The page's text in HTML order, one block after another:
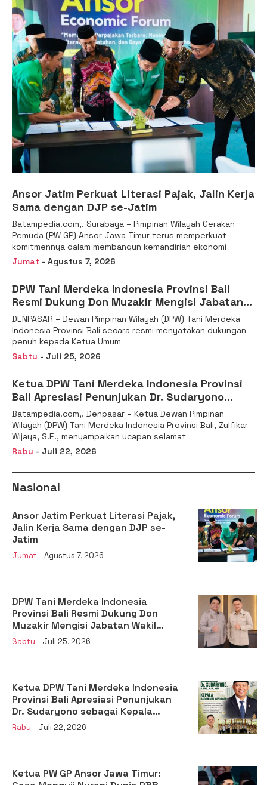
Ansor Jatim Perkuat Literasi Pajak, Jalin Kerja
Sama dengan DJP se-Jatim
Batampedia.com,. Surabaya – Pimpinan Wilayah Gerakan
Pemuda (PW GP) Ansor Jawa Timur terus memperkuat
komitmennya dalam membangun kemandirian ekonomi
Jumat - Agustus 7, 2026
DPW Tani Merdeka Indonesia Provinsi Bali
Resmi Dukung Don Muzakir Mengisi Jabatan
Wakil Menteri Pertanian RI
DENPASAR – Dewan Pimpinan Wilayah (DPW) Tani Merdeka
Indonesia Provinsi Bali secara resmi menyatakan dukungan
penuh kepada Ketua Umum
Sabtu - Juli 25, 2026
Ketua DPW Tani Merdeka Indonesia Provinsi
Bali Apresiasi Penunjukan Dr. Sudaryono
sebagai Kepala Badan Gizi Nasional
Batampedia.com,. Denpasar – Ketua Dewan Pimpinan
Wilayah (DPW) Tani Merdeka Indonesia Provinsi Bali, Zulfikar
Wijaya, S.E., menyampaikan ucapan selamat
Rabu - Juli 22, 2026
Nasional
Ansor Jatim Perkuat Literasi Pajak,
Jalin Kerja Sama dengan DJP se-
Jatim
Jumat - Agustus 7, 2026
DPW Tani Merdeka Indonesia
Provinsi Bali Resmi Dukung Don
Muzakir Mengisi Jabatan Wakil
Menteri Pertanian RI
Sabtu - Juli 25, 2026
Ketua DPW Tani Merdeka Indonesia
Provinsi Bali Apresiasi Penunjukan
Dr. Sudaryono sebagai Kepala
Badan Gizi Nasional
Rabu - Juli 22, 2026
Ketua PW GP Ansor Jawa Timur: